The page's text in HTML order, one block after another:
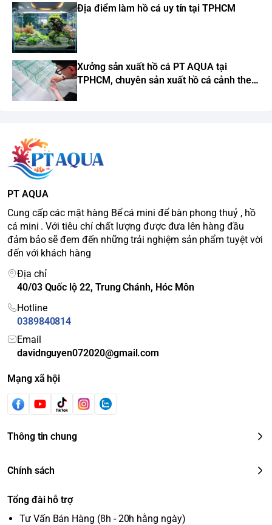
Địa điểm làm hồ cá uy tín tại TPHCM
Xưởng sản xuất hồ cá PT AQUA tại
TPHCM, chuyên sản xuất hồ cá cảnh theo
PT AQUA
Cung cấp các mặt hàng Bể cá mini để bàn phong thuỷ , hồ
cá mini . Với tiêu chí chất lượng được đưa lên hàng đầu
đảm bảo sẽ đem đến những trải nghiệm sản phẩm tuyệt vời
đến với khách hàng
Địa chỉ
40/03 Quốc lộ 22, Trung Chánh, Hóc Môn
Hotline
0389840814
Email
davidnguyen072020@gmail.com
Mạng xã hội
Thông tin chung
Chính sách
Tổng đài hỗ trợ
Tư Vấn Bán Hàng (8h - 20h hằng ngày)